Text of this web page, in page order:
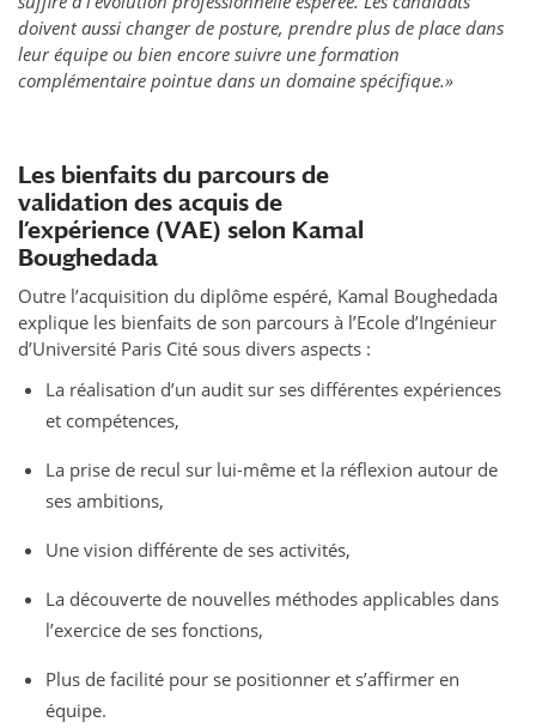
doivent aussi changer de posture, prendre plus de place dans
leur équipe ou bien encore suivre une formation
complémentaire pointue dans un domaine spécifique.»
Les bienfaits du parcours de
validation des acquis de
l’expérience (VAE) selon Kamal
Boughedada
Outre l’acquisition du diplôme espéré, Kamal Boughedada
explique les bienfaits de son parcours à l’Ecole d’Ingénieur
d’Université Paris Cité sous divers aspects :
La réalisation d’un audit sur ses différentes expériences
et compétences,
La prise de recul sur lui-même et la réflexion autour de
ses ambitions,
Une vision différente de ses activités,
La découverte de nouvelles méthodes applicables dans
l’exercice de ses fonctions,
Plus de facilité pour se positionner et s’affirmer en
équipe.